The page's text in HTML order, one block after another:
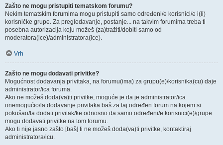
Zašto ne mogu pristupiti tematskom forumu?
Nekim tematskim forumima mogu pristupiti samo određeni/e korisnici/e i(li)
korisničke grupe. Za pregledavanje, postanje... na takvim forumima treba ti
posebna autorizacija koju možeš (za)tražiti/dobiti samo od
moderatora(ice)/administratora(ice).
Vrh
Zašto ne mogu dodavati privitke?
Mogućnost dodavanja privitaka, na forumu(ima) za grupu(e)/korisnika(cu) daje
administrator/ica foruma.
Ako ne možeš doda(va)ti privitke, moguće je da je administrator/ica
onemogućio/la dodavanje privitaka baš za taj određen forum na kojem si
pokušao/la dodati privitak/ke odnosno da samo određeni/e korisnici(e)/grupe
mogu dodavati privitke na tom forumu.
Ako ti nije jasno zašto [baš] ti ne možeš doda(va)ti privitke, kontaktiraj
administratora/icu.